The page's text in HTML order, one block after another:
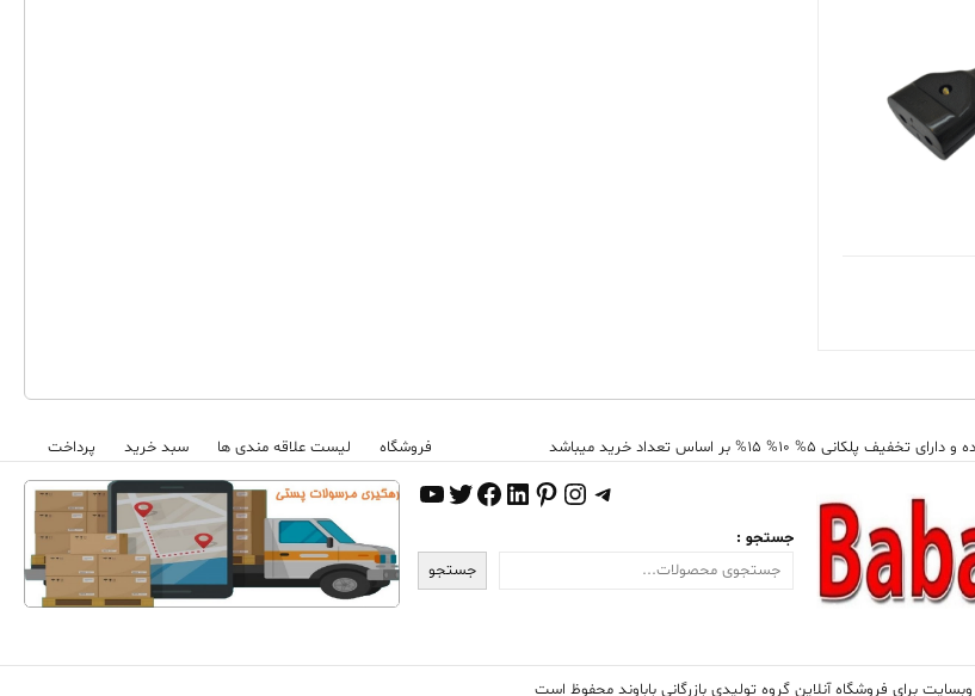
پلکانی 5% 10% 15% بر اساس تعداد خرید میباشد فروشگاه لیست علاقه مندی ها سبد خرید پرداخت
تلگرام
اینستاگرم
پینترست
لینکداین
فیس‌بوک
توییتریوتیوب
جستجو :
جستجو
برای فروشگاه آنلاین گروه تولیدی بازرگانی باباوند محفوظ است